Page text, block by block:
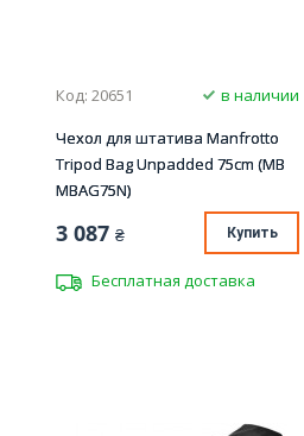
Код: 20651
в наличии
Чехол для штатива Manfrotto
Tripod Bag Unpadded 75cm (MB
MBAG75N)
3 087 ₴ Купить
Бесплатная доставка